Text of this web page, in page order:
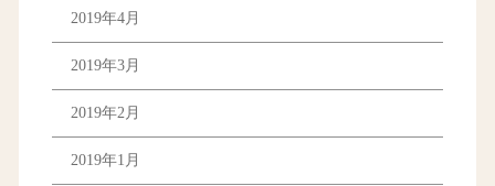
2019年4月
2019年3月
2019年2月
2019年1月